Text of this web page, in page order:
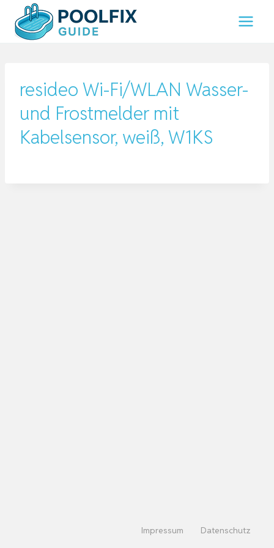
Inhalt
springen
resideo Wi-Fi/WLAN Wasser-
und Frostmelder mit
Kabelsensor, weiß, W1KS
Impressum Datenschutz